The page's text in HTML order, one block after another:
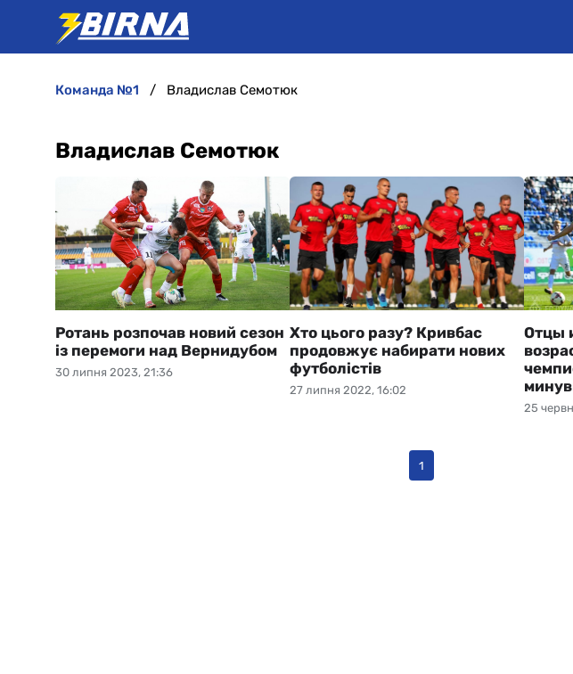
команда №1 Владислав Семотюк
Владислав Семотюк
30 липня 2023, 21:36
Ротань розпочав новий сезон
із перемоги над Вернидубом
27 липня 2022, 16:02
Хто цього разу? Кривбас
продовжує набирати нових
футболістів
25
Отцы
1